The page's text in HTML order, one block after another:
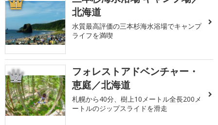
1
北海道
水質最高評価の三本杉海水浴場でキャンプ
ライフを満喫
2
フォレストアドベンチャー・
恵庭／北海道
札幌から40分、樹上10メートル全長200メ
ートルのジップスライドを滑走